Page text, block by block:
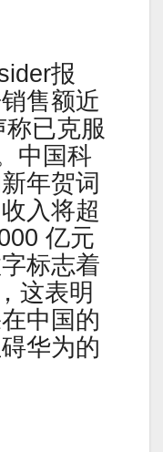
报
售额近
已克服
中国科
年贺词
入将超
亿元
标志着
这表明
中国的
华为的